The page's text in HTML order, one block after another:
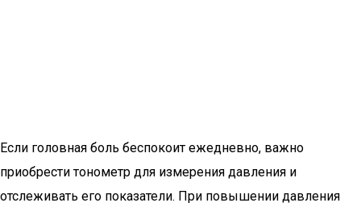
Если головная боль беспокоит ежедневно, важно
приобрести тонометр для измерения давления и
отслеживать его показатели. При повышении давления